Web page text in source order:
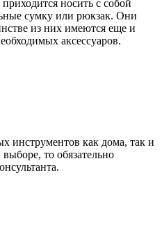
носить с собой
сумку или рюкзак. Они
из них имеются еще и
аксессуаров.
инструментов как дома, так и
то обязательно